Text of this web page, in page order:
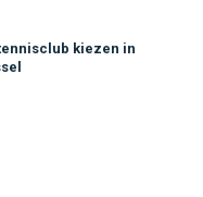
kiezen in